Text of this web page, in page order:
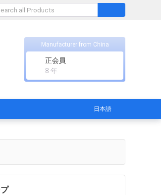
Manufacturer from China
正会員
8 年
日本語